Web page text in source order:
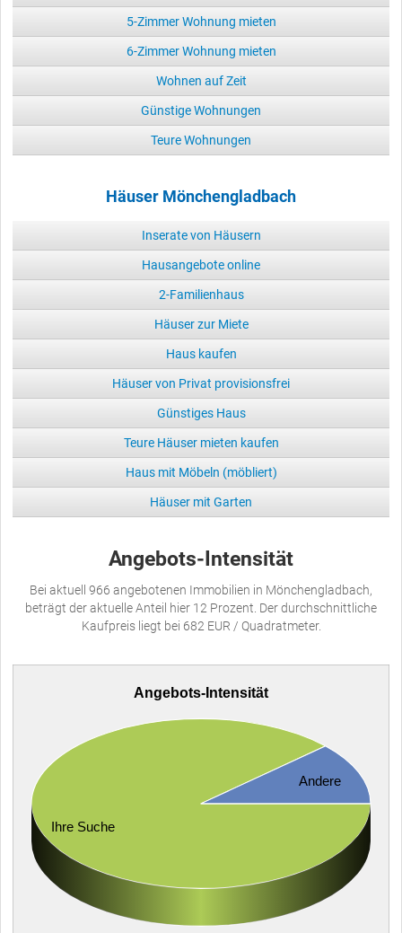
5-Zimmer Wohnung mieten
6-Zimmer Wohnung mieten
Wohnen auf Zeit
Günstige Wohnungen
Teure Wohnungen
Häuser Mönchengladbach
Inserate von Häusern
Hausangebote online
2-Familienhaus
Häuser zur Miete
Haus kaufen
Häuser von Privat provisionsfrei
Günstiges Haus
Teure Häuser mieten kaufen
Haus mit Möbeln (möbliert)
Häuser mit Garten
Angebots-Intensität
Bei aktuell 966 angebotenen Immobilien in Mönchengladbach,
beträgt der aktuelle Anteil hier 12 Prozent. Der durchschnittliche
Kaufpreis liegt bei 682 EUR / Quadratmeter.
Angebots-Intensität
Ihre Suche
Andere